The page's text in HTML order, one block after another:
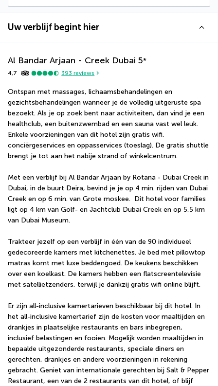
Uw verblijf begint hier
Al Bandar Arjaan - Creek Dubai 5*
4,7 393 reviews
Ontspan met massages, lichaamsbehandelingen en
gezichtsbehandelingen wanneer je de volledig uitgeruste spa
bezoekt. Als je op zoek bent naar activiteiten, dan vind je een
healthclub, een buitenzwembad en een sauna vast wel leuk.
Enkele voorzieningen van dit hotel zijn gratis wifi,
conciërgeservices en oppasservices (toeslag). De gratis shuttle
brengt je tot aan het nabije strand of winkelcentrum.
Met een verblijf bij Al Bandar Arjaan by Rotana - Dubai Creek in
Dubai, in de buurt Deira, bevind je je op 4 min. rijden van Dubai
Creek en op 6 min. van Grote moskee.  Dit hotel voor families
ligt op 4 km van Golf- en Jachtclub Dubai Creek en op 5,5 km
van Dubai Museum.
Trakteer jezelf op een verblijf in één van de 90 individueel
gedecoreerde kamers met kitchenettes. Je bed met pillowtop
matras komt met luxe beddengoed. De keukens beschikken
over een koelkast. De kamers hebben een flatscreentelevisie
met satellietzenders, terwijl je dankzij gratis wifi online blijft.
Er zijn all-inclusive kamertarieven beschikbaar bij dit hotel. In
het all-inclusive kamertarief zijn de kosten voor maaltijden en
drankjes in plaatselijke restaurants en bars inbegrepen,
inclusief belastingen en fooien. Mogelijk worden maaltijden in
bepaalde uitgezonderde restaurants, speciale diners en
gerechten, drankjes en andere voorzieningen in rekening
gebracht. Geniet van internationale gerechten bij Salt & Pepper
Restaurant, een van de 2 restaurants van dit hotel, of blijf